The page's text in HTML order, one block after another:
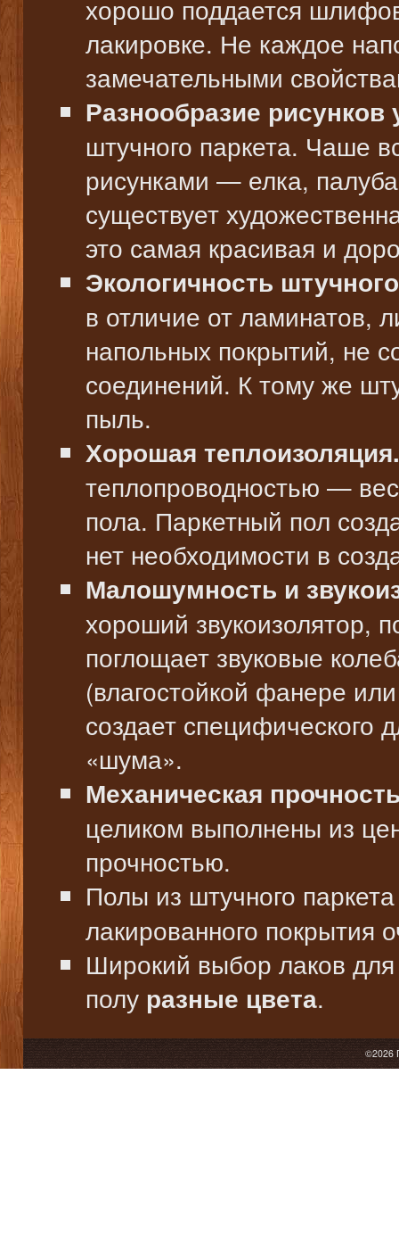
хорошо поддается
лакировке. Не каждое
замечательными
Разнообразие рисунков
штучного паркета. Чаше
рисунками — елка,
существует
это самая красивая и
Экологичность
в отличие от ламинатов,
напольных покрытий, не
соединений. К тому же
пыль.
Хорошая теплоизоляция.
теплопроводностью —
пола. Паркетный пол
нет необходимости в
Малошумность и
хороший звукоизолятор,
поглощает звуковые
(влагостойкой фанере
создает специфического
«шума».
Механическая
целиком выполнены из
прочностью.
Полы из штучного
лакированного покрытия
Широкий выбор лаков для
полу разные цвета.
©2026